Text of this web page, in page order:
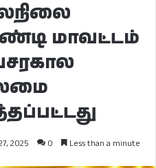
மாவட்டம்
2025 0 Less than a minute